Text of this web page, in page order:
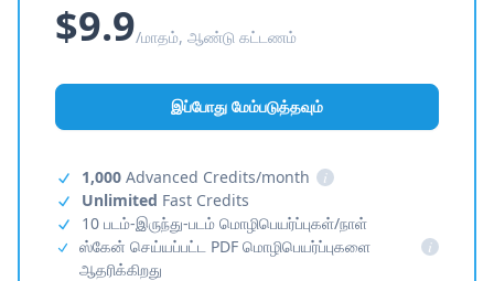
$9.9/மாதம், ஆண்டு கட்டணம்
இப்போது மேம்படுத்தவும்
1,000 Advanced Credits/month
i
Unlimited Fast Credits
10 படம்-இருந்து-படம் மொழிபெயர்ப்புகள்/நாள்
ஸ்கேன் செய்யப்பட்ட PDF மொழிபெயர்ப்புகளை
ஆதரிக்கிறது
i